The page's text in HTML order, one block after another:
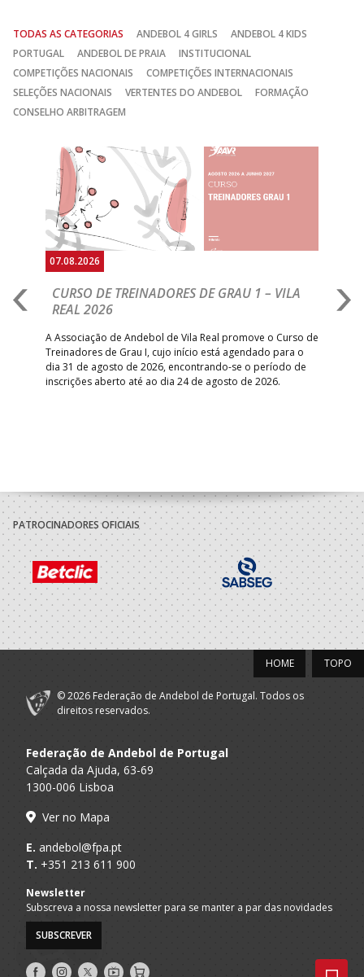
TODAS AS CATEGORIAS ANDEBOL 4 GIRLS
ANDEBOL 4 KIDS
PORTUGAL
ANDEBOL DE PRAIA
INSTITUCIONAL
COMPETIÇÕES NACIONAIS
COMPETIÇÕES INTERNACIONAIS
SELEÇÕES NACIONAIS
VERTENTES DO ANDEBOL
FORMAÇÃO
CONSELHO ARBITRAGEM
07.08.2026
CURSO DE TREINADORES DE GRAU 1 – VILA
REAL 2026
A Associação de Andebol de Vila Real promove o Curso de
Treinadores de Grau I, cujo início está agendado para o
dia 31 de agosto de 2026, encontrando-se o período de
inscrições aberto até ao dia 24 de agosto de 2026.
Anterior
PATROCINADORES OFICIAIS
TOPO
HOME
© 2026 Federação de Andebol de Portugal. Todos os
direitos reservados.
Federação de Andebol de Portugal
Calçada da Ajuda, 63-69
1300-006 Lisboa
Ver no Mapa
E. andebol@fpa.pt
T. +351 213 611 900
Newsletter
Subscreva a nossa newsletter para se manter a par das novidades
SUBSCREVER
Siga- Siga- Siga- AndebolTV
Loja